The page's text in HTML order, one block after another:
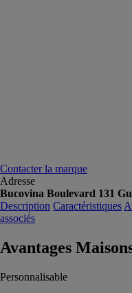
Contacter la marque
Adresse
Bucovina Boulevard 131
Description Caractéristiques
associés
Avantages
Personnalisable